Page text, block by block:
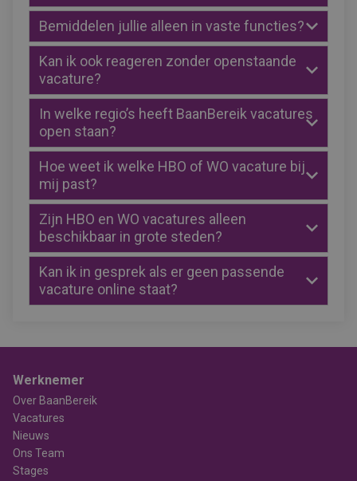
Bemiddelen jullie alleen in vaste functies?
Kan ik ook reageren zonder openstaande
vacature?
In welke regio’s heeft BaanBereik vacatures
open staan?
Hoe weet ik welke HBO of WO vacature bij
mij past?
Zijn HBO en WO vacatures alleen
beschikbaar in grote steden?
Kan ik in gesprek als er geen passende
vacature online staat?
Werknemer
Over BaanBereik
Vacatures
Nieuws
Ons Team
Stages